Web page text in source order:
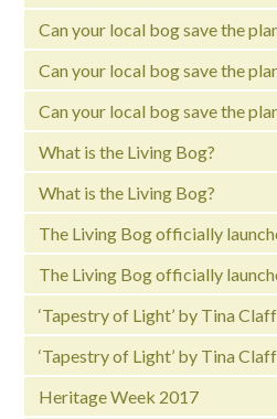
Can your local bog save the
Can your local bog save the
Can your local bog save the
What is the Living Bog?
What is the Living Bog?
The Living Bog officially
The Living Bog officially
‘Tapestry of Light’ by Tina
‘Tapestry of Light’ by Tina
Heritage Week 2017